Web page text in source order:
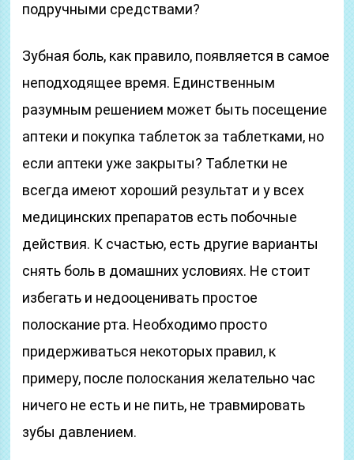
подручными средствами?
Зубная боль, как правило, появляется в самое
неподходящее время. Единственным
разумным решением может быть посещение
аптеки и покупка таблеток за таблетками, но
если аптеки уже закрыты? Таблетки не
всегда имеют хороший результат и у всех
медицинских препаратов есть побочные
действия. К счастью, есть другие варианты
снять боль в домашних условиях. Не стоит
избегать и недооценивать простое
полоскание рта. Необходимо просто
придерживаться некоторых правил, к
примеру, после полоскания желательно час
ничего не есть и не пить, не травмировать
зубы давлением.